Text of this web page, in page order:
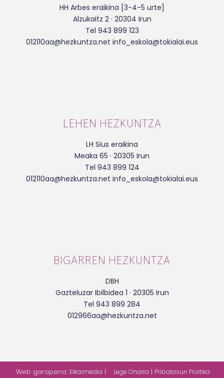
HH Arbes eraikina [3-4-5 urte]
Alzukaitz 2 · 20304 Irun
Tel 943 899 123
012110aa@hezkuntza.net info_eskola@tokialai.eus
LEHEN HEZKUNTZA
LH Sius eraikina
Meaka 65 · 20305 Irun
Tel 943 899 124
012110aa@hezkuntza.net info_eskola@tokialai.eus
BIGARREN HEZKUNTZA
DBH
Gazteluzar Ibilbidea 1 · 20305 Irun
Tel 943 899 284
012966aa@hezkuntza.net
Web garapena: Elkarmedia |
Lege Oharra | Pribatasun Politika